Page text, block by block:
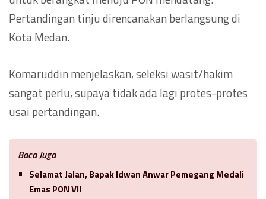
Pertandingan tinju direncanakan berlangsung di
Kota Medan.
Komaruddin menjelaskan, seleksi wasit/hakim
sangat perlu, supaya tidak ada lagi protes-protes
usai pertandingan.
Baca Juga
Selamat Jalan, Bapak Idwan Anwar Pemegang Medali
Emas PON VII